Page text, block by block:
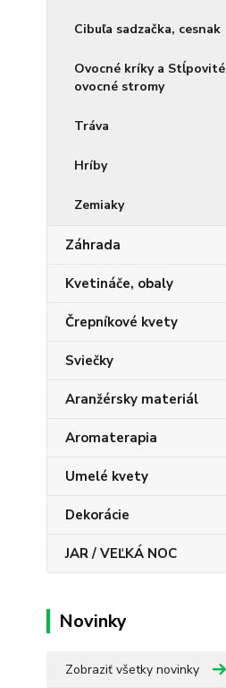
Cibuľa sadzačka, cesnak
Ovocné kríky a Stĺpovité
ovocné stromy
Tráva
Hríby
Zemiaky
Záhrada
Kvetináče, obaly
Črepníkové kvety
Sviečky
Aranžérsky materiál
Aromaterapia
Umelé kvety
Dekorácie
JAR / VEĽKÁ NOC
Novinky
Zobraziť všetky novinky